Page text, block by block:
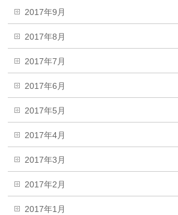
2017年9月
2017年8月
2017年7月
2017年6月
2017年5月
2017年4月
2017年3月
2017年2月
2017年1月